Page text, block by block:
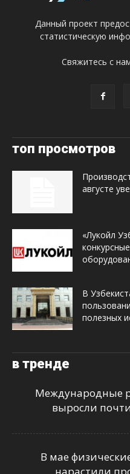
Данный проект
статистическую
Свяжитесь с
топ просмотров
августе
«Лукойл
В
полезных
в тренде
Международные
выросли
В мае